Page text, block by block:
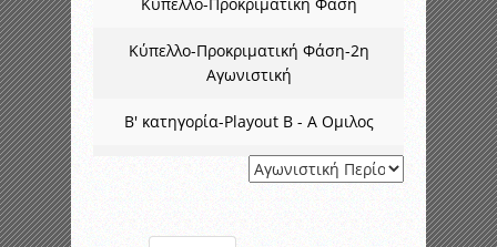
Κύπελλο-Προκριματική Φάση-2η
Αγωνιστική
Β' κατηγορία-Playout B - A Ομιλος